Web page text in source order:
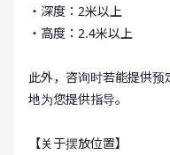
・深度：2米以上
・高度：2.4米以上
此外，咨询时若能提供
地为您提供指导。
【关于摆放位置】